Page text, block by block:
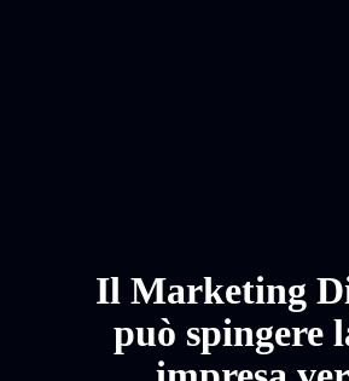
Il Marketing
può spingere